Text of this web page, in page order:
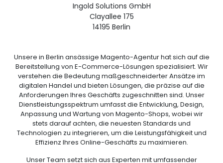
Ingold Solutions GmbH
Clayallee 175
14195 Berlin
Unsere in Berlin ansässige Magento-Agentur hat sich auf die
Bereitstellung von E-Commerce-Lösungen spezialisiert. Wir
verstehen die Bedeutung maßgeschneiderter Ansätze im
digitalen Handel und bieten Lösungen, die präzise auf die
Anforderungen Ihres Geschäfts zugeschnitten sind. Unser
Dienstleistungsspektrum umfasst die Entwicklung, Design,
Anpassung und Wartung von Magento-Shops, wobei wir
stets darauf achten, die neuesten Standards und
Technologien zu integrieren, um die Leistungsfähigkeit und
Effizienz Ihres Online-Geschäfts zu maximieren.
Unser Team setzt sich aus Experten mit umfassender